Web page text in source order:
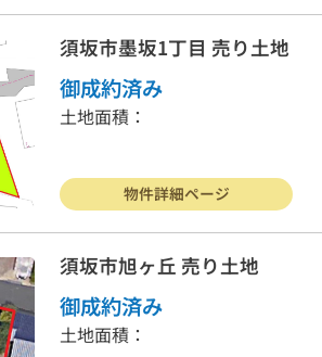
須坂市墨坂1丁目 売り土地
御成約済み
土地面積：
物件詳細ページ
須坂市旭ヶ丘 売り土地
御成約済み
土地面積：